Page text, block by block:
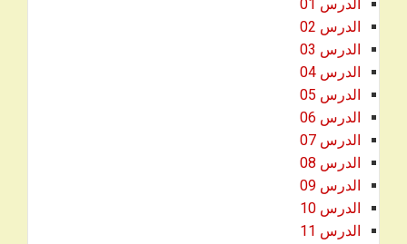
الدرس 01
الدرس 02
الدرس 03
الدرس 04
الدرس 05
الدرس 06
الدرس 07
الدرس 08
الدرس 09
الدرس 10
الدرس 11